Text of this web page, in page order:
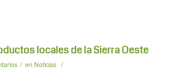
locales de la Sierra Oeste
/ en Noticias /